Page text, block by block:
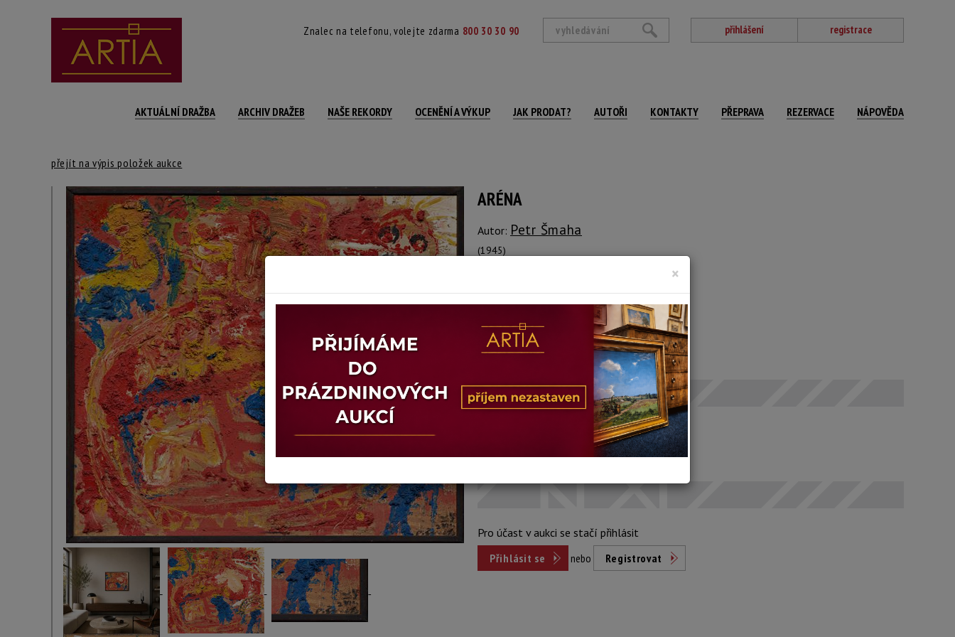
Znalec na telefonu, volejte zdarma 800 30 30 90 přihlášení registrace
AKTUÁLNÍ DRAŽBA ARCHIV DRAŽEB NAŠE REKORDY OCENĚNÍ A VÝKUP JAK PRODAT? AUTOŘI KONTAKTY PŘEPRAVA REZERVACE NÁPOVĚDA
přejít na výpis položek aukce
ARÉNA
Autor: Petr Šmaha
(1945)
Technika: olej na plátně, datace: 1995
Šířka: 55 cm, výška: 50 cm
Stav: dobrý
Konec dražby:06.07.2026 20:07 SELČ
Dosažená cena:neprodáno
Vyvolávací cena: 3 500 Kč
Pro účast v aukci se stačí přihlásit
Přihlásit se
nebo Registrovat
×